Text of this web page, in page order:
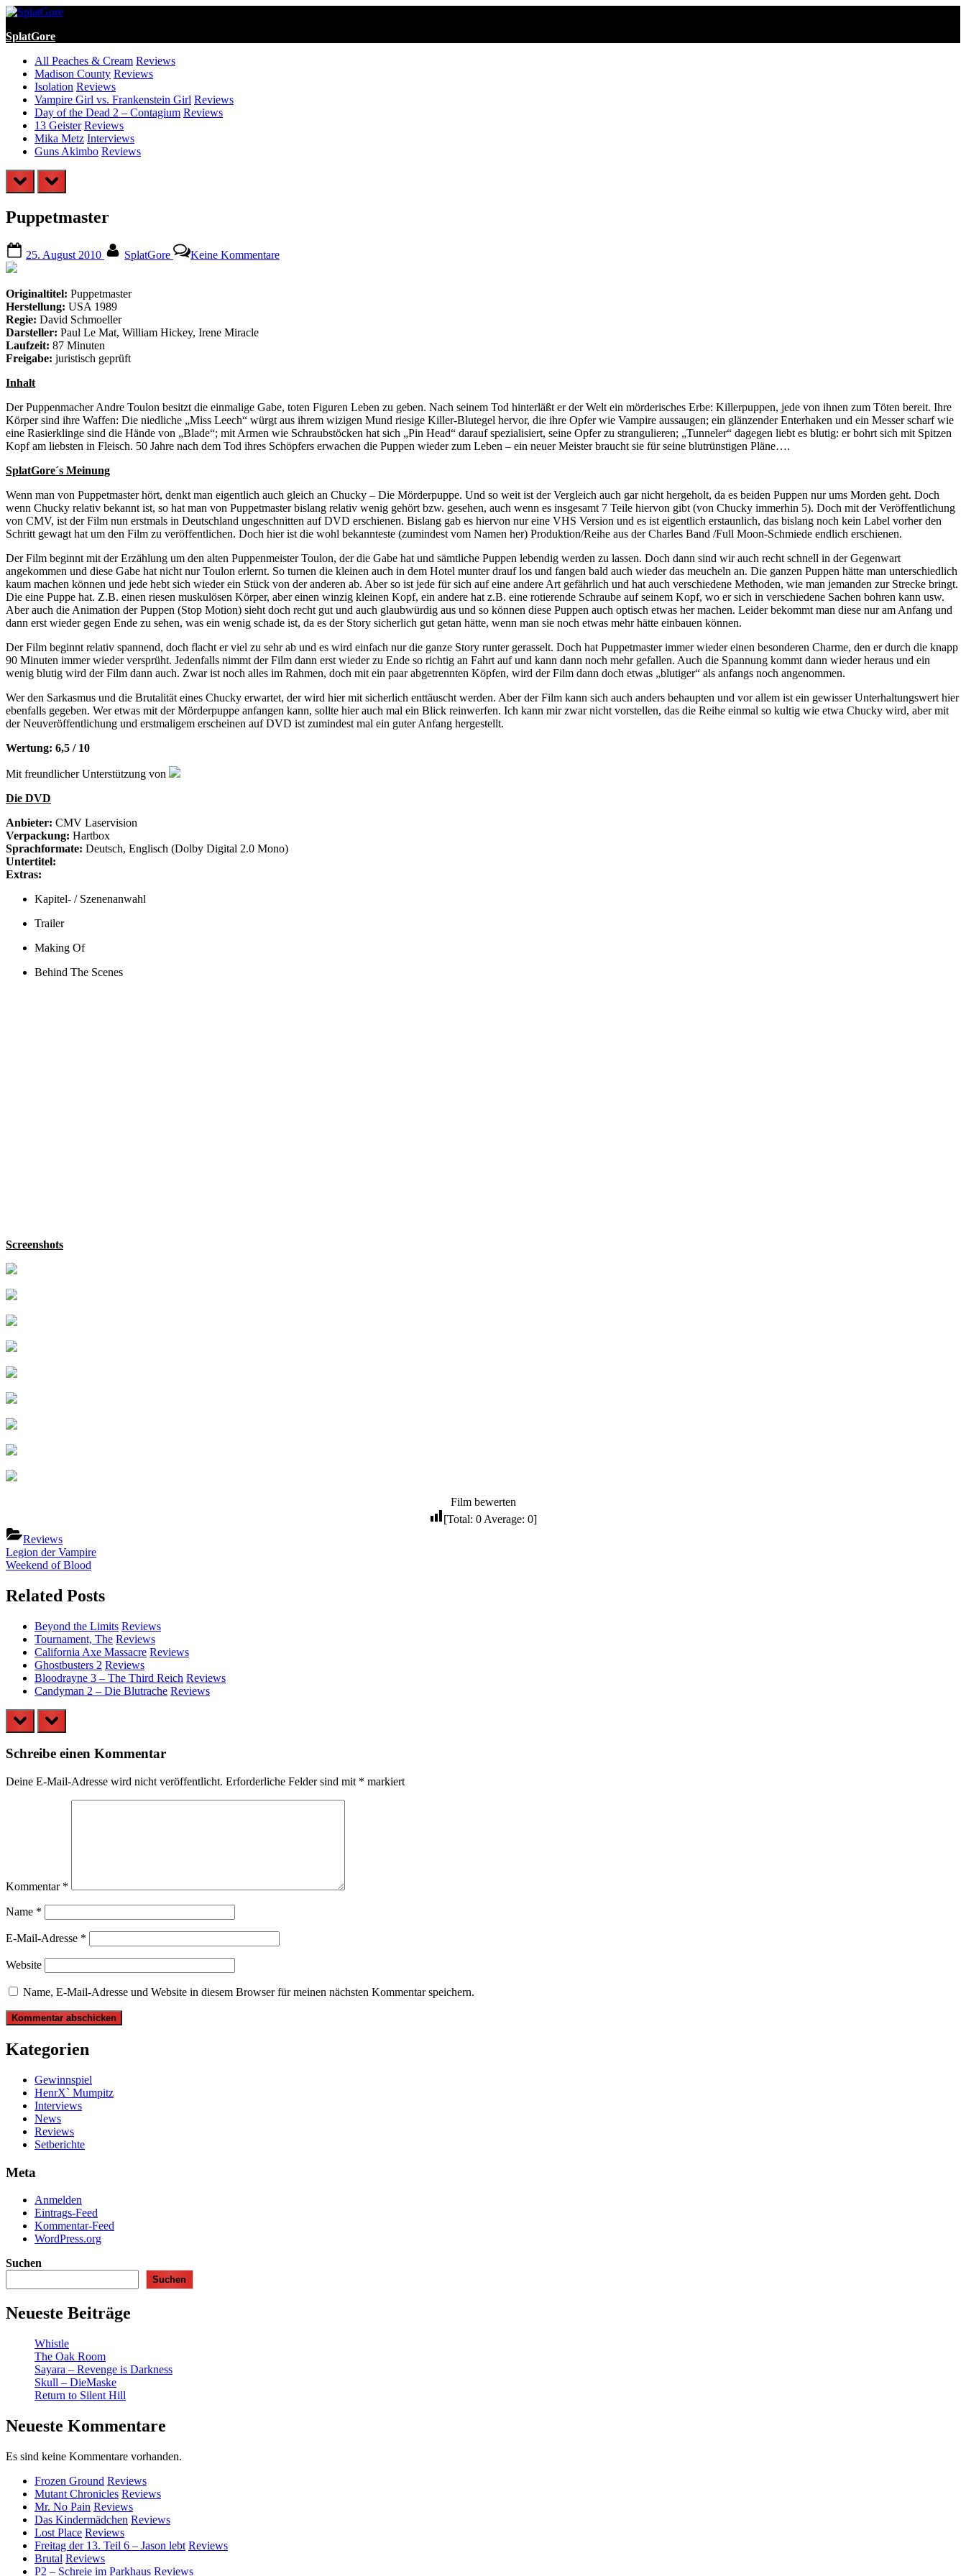
Skip
content
SplatGore
All Peaches & Cream Reviews
Madison County Reviews
Isolation Reviews
Vampire Girl vs. Frankenstein Girl Reviews
Day of the Dead 2 – Contagium Reviews
13 Geister Reviews
Mika Metz Interviews
Guns Akimbo Reviews
prev next
Puppetmaster
on
25. August 2010 SplatGore Keine KommentarePuppetmaster
Originaltitel: Puppetmaster
Herstellung: USA 1989
Regie: David Schmoeller
Darsteller: Paul Le Mat, William Hickey, Irene Miracle
Laufzeit: 87 Minuten
Freigabe: juristisch geprüft
Inhalt
Der Puppenmacher Andre Toulon besitzt die einmalige Gabe, toten Figuren Leben zu geben. Nach seinem Tod hinterläßt er der Welt ein mörderisches Erbe: Killerpuppen, jede von ihnen zum Töten bereit. Ihre
Körper sind ihre Waffen: Die niedliche „Miss Leech“ würgt aus ihrem wizigen Mund riesige Killer-Blutegel hervor, die ihre Opfer wie Vampire aussaugen; ein glänzender Enterhaken und ein Messer scharf wie
eine Rasierklinge sind die Hände von „Blade“; mit Armen wie Schraubstöcken hat sich „Pin Head“ darauf spezialisiert, seine Opfer zu strangulieren; „Tunneler“ dagegen liebt es blutig: er bohrt sich mit Spitzen
Kopf am liebsten in Fleisch. 50 Jahre nach dem Tod ihres Schöpfers erwachen die Puppen wieder zum Leben – ein neuer Meister braucht sie für seine blutrünstigen Pläne….
SplatGore´s Meinung
Wenn man von Puppetmaster hört, denkt man eigentlich auch gleich an Chucky – Die Mörderpuppe. Und so weit ist der Vergleich auch gar nicht hergeholt, da es beiden Puppen nur ums Morden geht. Doch
wenn Chucky relativ bekannt ist, so hat man von Puppetmaster bislang relativ wenig gehört bzw. gesehen, auch wenn es insgesamt 7 Teile hiervon gibt (von Chucky immerhin 5). Doch mit der Veröffentlichung
von CMV, ist der Film nun erstmals in Deutschland ungeschnitten auf DVD erschienen. Bislang gab es hiervon nur eine VHS Version und es ist eigentlich erstaunlich, das bislang noch kein Label vorher den
Schritt gewagt hat um den Film zu veröffentlichen. Doch hier ist die wohl bekannteste (zumindest vom Namen her) Produktion/Reihe aus der Charles Band /Full Moon-Schmiede endlich erschienen.
Der Film beginnt mit der Erzählung um den alten Puppenmeister Toulon, der die Gabe hat und sämtliche Puppen lebendig werden zu lassen. Doch dann sind wir auch recht schnell in der Gegenwart
angekommen und diese Gabe hat nicht nur Toulon erlernt. So turnen die kleinen auch in dem Hotel munter drauf los und fangen bald auch wieder das meucheln an. Die ganzen Puppen hätte man unterschiedlich
kaum machen können und jede hebt sich wieder ein Stück von der anderen ab. Aber so ist jede für sich auf eine andere Art gefährlich und hat auch verschiedene Methoden, wie man jemanden zur Strecke bringt.
Die eine Puppe hat. Z.B. einen riesen muskulösen Körper, aber einen winzig kleinen Kopf, ein andere hat z.B. eine rotierende Schraube auf seinem Kopf, wo er sich in verschiedene Sachen bohren kann usw.
Aber auch die Animation der Puppen (Stop Motion) sieht doch recht gut und auch glaubwürdig aus und so können diese Puppen auch optisch etwas her machen. Leider bekommt man diese nur am Anfang und
dann erst wieder gegen Ende zu sehen, was ein wenig schade ist, da es der Story sicherlich gut getan hätte, wenn man sie noch etwas mehr hätte einbauen können.
Der Film beginnt relativ spannend, doch flacht er viel zu sehr ab und es wird einfach nur die ganze Story runter gerasselt. Doch hat Puppetmaster immer wieder einen besonderen Charme, den er durch die knapp
90 Minuten immer wieder versprüht. Jedenfalls nimmt der Film dann erst wieder zu Ende so richtig an Fahrt auf und kann dann noch mehr gefallen. Auch die Spannung kommt dann wieder heraus und ein
wenig blutig wird der Film dann auch. Zwar ist noch alles im Rahmen, doch mit ein paar abgetrennten Köpfen, wird der Film dann doch etwas „blutiger“ als anfangs noch angenommen.
Wer den Sarkasmus und die Brutalität eines Chucky erwartet, der wird hier mit sicherlich enttäuscht werden. Aber der Film kann sich auch anders behaupten und vor allem ist ein gewisser Unterhaltungswert hier
ebenfalls gegeben. Wer etwas mit der Mörderpuppe anfangen kann, sollte hier auch mal ein Blick reinwerfen. Ich kann mir zwar nicht vorstellen, das die Reihe einmal so kultig wie etwa Chucky wird, aber mit
der Neuveröffentlichung und erstmaligem erscheinen auf DVD ist zumindest mal ein guter Anfang hergestellt.
Wertung: 6,5 / 10
Mit freundlicher Unterstützung von
Die DVD
Anbieter: CMV Laservision
Verpackung: Hartbox
Sprachformate: Deutsch, Englisch (Dolby Digital 2.0 Mono)
Untertitel:
Extras:
Kapitel- / Szenenanwahl
Trailer
Making Of
Behind The Scenes
Screenshots
Film bewerten
[Total: 0 Average: 0]
Reviews
Beitragsnavigation
Previous
Post:
Legion der Vampire
Next
Weekend of Blood
Related Posts
Beyond the Limits Reviews
Tournament, The Reviews
California Axe Massacre Reviews
Ghostbusters 2 Reviews
Bloodrayne 3 – The Third Reich Reviews
Candyman 2 – Die Blutrache Reviews
prev next
Schreibe einen Kommentar
Deine E-Mail-Adresse wird nicht veröffentlicht. Erforderliche Felder sind mit * markiert
Kommentar *
Name *
E-Mail-Adresse *
Website
Name, E-Mail-Adresse und Website in diesem Browser für meinen nächsten Kommentar speichern.
Kategorien
Gewinnspiel
HenrX` Mumpitz
Interviews
News
Reviews
Setberichte
Meta
Anmelden
Eintrags-Feed
Kommentar-Feed
WordPress.org
Suchen
Suchen
Neueste Beiträge
Whistle
The Oak Room
Sayara – Revenge is Darkness
Skull – DieMaske
Return to Silent Hill
Neueste Kommentare
Es sind keine Kommentare vorhanden.
Frozen Ground Reviews
Mutant Chronicles Reviews
Mr. No Pain Reviews
Das Kindermädchen Reviews
Lost Place Reviews
Freitag der 13. Teil 6 – Jason lebt Reviews
Brutal Reviews
P2 – Schreie im Parkhaus Reviews